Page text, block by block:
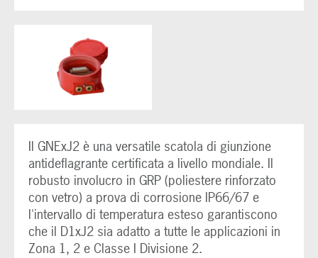
Il GNExJ2 è una versatile scatola di giunzione
antideflagrante certificata a livello mondiale. Il
robusto involucro in GRP (poliestere rinforzato
con vetro) a prova di corrosione IP66/67 e
l'intervallo di temperatura esteso garantiscono
che il D1xJ2 sia adatto a tutte le applicazioni in
Zona 1, 2 e Classe I Divisione 2.